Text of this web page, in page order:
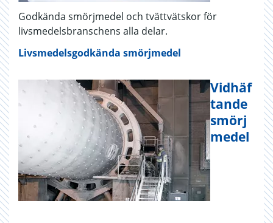
Godkända smörjmedel och tvättvätskor för
livsmedelsbranschens alla delar.
Livsmedelsgodkända smörjmedel
Vidhäf
tande
smörj
medel